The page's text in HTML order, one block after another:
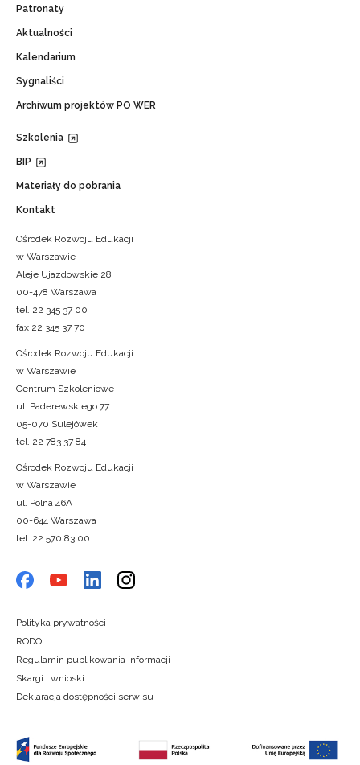
Patronaty
Aktualności
Kalendarium
Sygnaliści
Archiwum projektów PO WER
Szkolenia
BIP
Materiały do pobrania
Kontakt
Ośrodek Rozwoju Edukacji
w Warszawie
Aleje Ujazdowskie 28
00-478 Warszawa
tel. 22 345 37 00
fax 22 345 37 70
Ośrodek Rozwoju Edukacji
w Warszawie
Centrum Szkoleniowe
ul. Paderewskiego 77
05-070 Sulejówek
tel. 22 783 37 84
Ośrodek Rozwoju Edukacji
w Warszawie
ul. Polna 46A
00-644 Warszawa
tel. 22 570 83 00
Polityka prywatności
RODO
Regulamin publikowania informacji
Skargi i wnioski
Deklaracja dostępności serwisu